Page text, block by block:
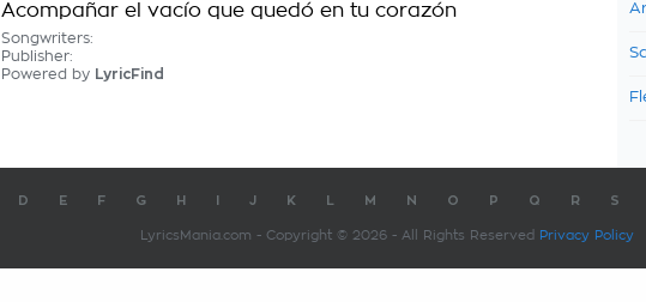
Acompañar el vacío que quedó en tu corazón
Songwriters:
Publisher:
Powered by LyricFind
D E F G H J K M N O P Q R S
LyricsMania.com - Copyright © 2026 - All Rights Reserved Privacy Policy